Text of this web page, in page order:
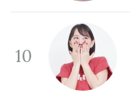
10